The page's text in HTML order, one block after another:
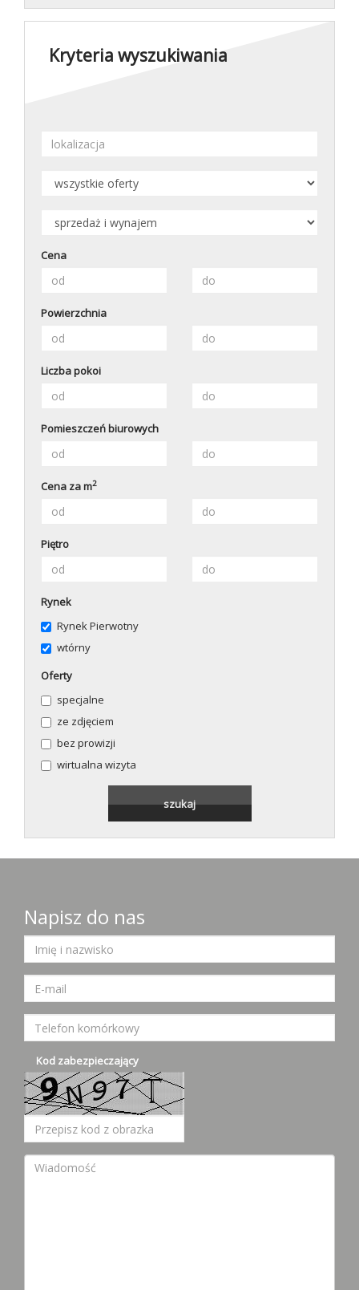
Kryteria wyszukiwania
Cena
Powierzchnia
Liczba pokoi
Pomieszczeń biurowych
Cena za m2
Piętro
Rynek
Rynek Pierwotny
wtórny
Oferty
specjalne
ze zdjęciem
bez prowizji
wirtualna wizyta
Napisz do nas
Kod zabezpieczający